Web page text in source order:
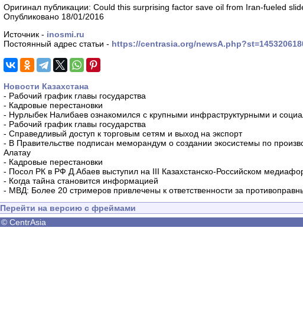
Оригинал публикации: Could this surprising factor save oil from Iran-fueled
Опубликовано 18/01/2016
Источник - inosmi.ru
Постоянный адрес статьи - https://centrasia.org/
Новости Казахстана
- Рабочий график главы государства
- Кадровые перестановки
- Нурлыбек Налибаев ознакомился с крупными инфраструктурными и
- Рабочий график главы государства
- Справедливый доступ к торговым сетям и выход на экспорт
- В Правительстве подписан меморандум о создании экосистемы по
Алатау
- Кадровые перестановки
- Посол РК в РФ Д.Абаев выступил на III Казахстанско-Российском
- Когда тайна становится информацией
- МВД: Более 20 стримеров привлечены к ответственности за
Перейти на версию с фреймами
© CentrAsia